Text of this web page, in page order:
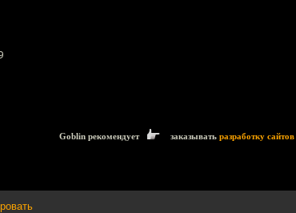
Goblin рекомендует заказывать разработку сайтов